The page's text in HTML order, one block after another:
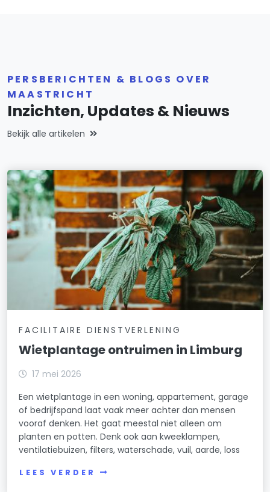
PERSBERICHTEN & BLOGS OVER
MAASTRICHT
Inzichten, Updates & Nieuws
Bekijk alle artikelen
FACILITAIRE DIENSTVERLENING
Wietplantage ontruimen in Limburg
17 mei 2026
Een wietplantage in een woning, appartement, garage
of bedrijfspand laat vaak meer achter dan mensen
vooraf denken. Het gaat meestal niet alleen om
planten en potten. Denk ook aan kweeklampen,
ventilatiebuizen, filters, waterschade, vuil, aarde, loss
LEES VERDER